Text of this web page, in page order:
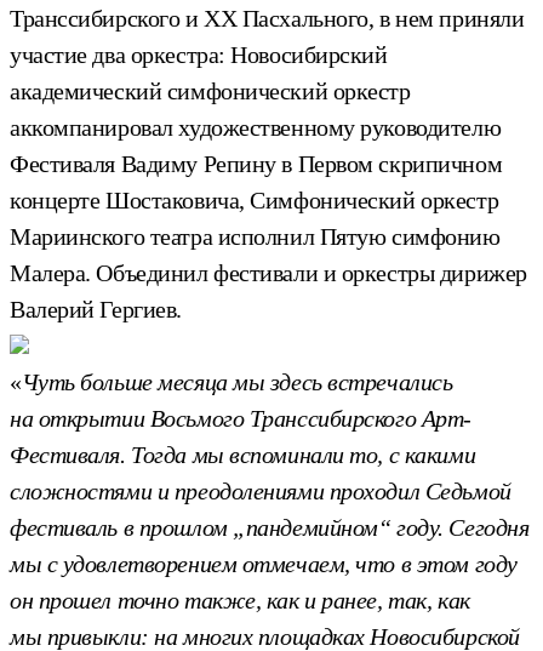
Транссибирского и XX Пасхального, в нем приняли
участие два оркестра: Новосибирский
академический симфонический оркестр
аккомпанировал художественному руководителю
Фестиваля Вадиму Репину в Первом скрипичном
концерте Шостаковича, Симфонический оркестр
Мариинского театра исполнил Пятую симфонию
Малера. Объединил фестивали и оркестры дирижер
Валерий Гергиев.
«Чуть больше месяца мы здесь встречались
на открытии Восьмого Транссибирского Арт-
Фестиваля. Тогда мы вспоминали то, с какими
сложностями и преодолениями проходил Седьмой
фестиваль в прошлом „пандемийном“ году. Сегодня
мы с удовлетворением отмечаем, что в этом году
он прошел точно также, как и ранее, так, как
мы привыкли: на многих площадках Новосибирской